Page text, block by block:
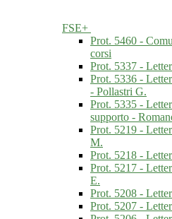
FSE+
Prot. 5460 -
corsi
Prot. 5337 -
Prot. 5336 -
- Pollastri G.
Prot. 5335 -
supporto -
Prot. 5219 -
M.
Prot. 5218 -
Prot. 5217 -
E.
Prot. 5208 -
Prot. 5207 -